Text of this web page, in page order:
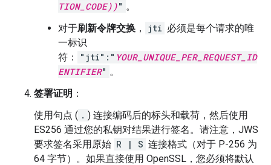
TION_CODE))" 。
对于刷新令牌交换 ， jti 必须是每个请求的唯
一标识
符：
"jti":" YOUR_UNIQUE_PER_REQUEST_ID
ENTIFIER" 。
签署证明 ：
使用句点 ( . ) 连接编码后的标头和载荷，然后使用
ES256 通过您的私钥对结果进行签名。请注意，JWS
要求签名采用原始 R | S 连接格式（对于 P-256 为
64 字节）。如果直接使用 OpenSSL，您必须将默认